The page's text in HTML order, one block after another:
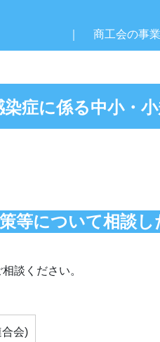
商工会の事業
症に係る中小・
等について相談し
談ください。
会)